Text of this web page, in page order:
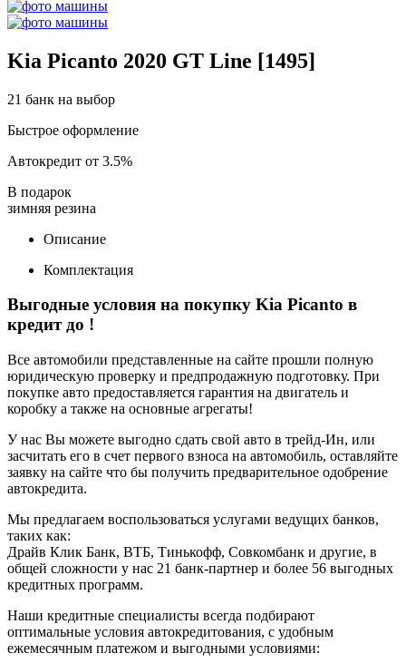
Kia Picanto 2020 GT Line [1495]
21 банк на выбор
Быстрое оформление
Автокредит от 3.5%
В подарок
зимняя резина
Описание
Комплектация
Выгодные условия на покупку Kia Picanto в
кредит до !
Все автомобили представленные на сайте прошли полную
юридическую проверку и предпродажную подготовку. При
покупке авто предоставляется гарантия на двигатель и
коробку а также на основные агрегаты!
У нас Вы можете выгодно сдать свой авто в трейд-Ин, или
засчитать его в счет первого взноса на автомобиль, оставляйте
заявку на сайте что бы получить предварительное одобрение
автокредита.
Мы предлагаем воспользоваться услугами ведущих банков,
таких как:
Драйв Клик Банк, ВТБ, Тинькофф, Совкомбанк и другие, в
общей сложности у нас 21 банк-партнер и более 56 выгодных
кредитных программ.
Наши кредитные специалисты всегда подбирают
оптимальные условия автокредитования, с удобным
ежемесячным платежом и выгодными условиями: